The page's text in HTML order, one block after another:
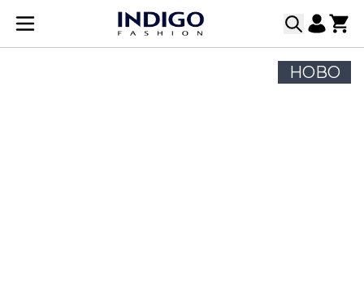
Прескачане към съдържанието
НОВО